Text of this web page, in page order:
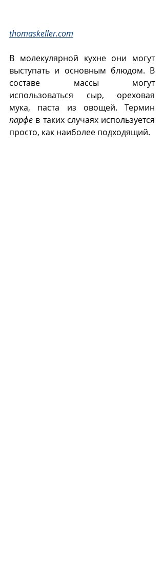
thomaskeller.com
В молекулярной кухне они могут
выступать и основным блюдом. В
составе массы могут
использоваться сыр, ореховая
парфе в таких случаях используется
просто, как наиболее подходящий.